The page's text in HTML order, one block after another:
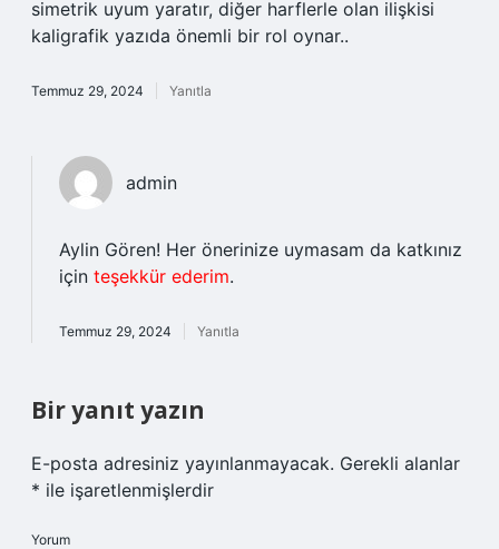
simetrik uyum yaratır, diğer harflerle olan ilişkisi
kaligrafik yazıda önemli bir rol oynar..
Temmuz 29, 2024 Yanıtla
admin
Aylin Gören! Her önerinize uymasam da katkınız
için teşekkür ederim.
Temmuz 29, 2024 Yanıtla
Bir yanıt yazın
E-posta adresiniz yayınlanmayacak. Gerekli alanlar
* ile işaretlenmişlerdir
Yorum